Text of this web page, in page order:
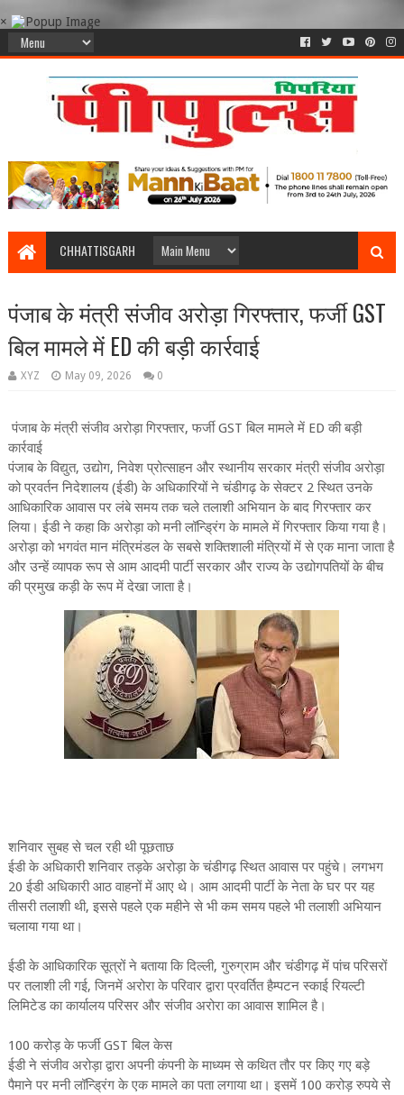
×
CHHATTISGARH
पंजाब के मंत्री संजीव अरोड़ा गिरफ्तार, फर्जी GST
बिल मामले में ED की बड़ी कार्रवाई
XYZ May 09, 2026 0
पंजाब के मंत्री संजीव अरोड़ा गिरफ्तार, फर्जी GST बिल मामले में ED की बड़ी
कार्रवाई
पंजाब के विद्युत, उद्योग, निवेश प्रोत्साहन और स्थानीय सरकार मंत्री संजीव अरोड़ा
को प्रवर्तन निदेशालय (ईडी) के अधिकारियों ने चंडीगढ़ के सेक्टर 2 स्थित उनके
आधिकारिक आवास पर लंबे समय तक चले तलाशी अभियान के बाद गिरफ्तार कर
लिया। ईडी ने कहा कि अरोड़ा को मनी लॉन्ड्रिंग के मामले में गिरफ्तार किया गया है।
अरोड़ा को भगवंत मान मंत्रिमंडल के सबसे शक्तिशाली मंत्रियों में से एक माना जाता है
और उन्हें व्यापक रूप से आम आदमी पार्टी सरकार और राज्य के उद्योगपतियों के बीच
की प्रमुख कड़ी के रूप में देखा जाता है।
शनिवार सुबह से चल रही थी पूछताछ
ईडी के अधिकारी शनिवार तड़के अरोड़ा के चंडीगढ़ स्थित आवास पर पहुंचे। लगभग
20 ईडी अधिकारी आठ वाहनों में आए थे। आम आदमी पार्टी के नेता के घर पर यह
तीसरी तलाशी थी, इससे पहले एक महीने से भी कम समय पहले भी तलाशी अभियान
चलाया गया था।
ईडी के आधिकारिक सूत्रों ने बताया कि दिल्ली, गुरुग्राम और चंडीगढ़ में पांच परिसरों
पर तलाशी ली गई, जिनमें अरोरा के परिवार द्वारा प्रवर्तित हैम्पटन स्काई रियल्टी
लिमिटेड का कार्यालय परिसर और संजीव अरोरा का आवास शामिल है।
100 करोड़ के फर्जी GST बिल केस
ईडी ने संजीव अरोड़ा द्वारा अपनी कंपनी के माध्यम से कथित तौर पर किए गए बड़े
पैमाने पर मनी लॉन्ड्रिंग के एक मामले का पता लगाया था। इसमें 100 करोड़ रुपये से